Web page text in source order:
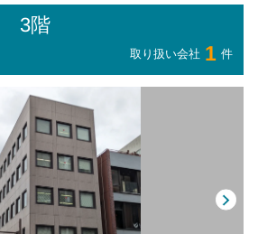
3階
取り扱い会社 1 件